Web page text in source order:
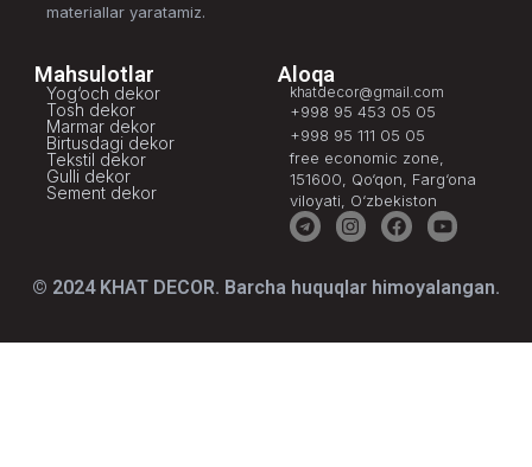
materiallar yaratamiz.
Mahsulotlar
Yog‘och dekor
Tosh dekor
Marmar dekor
Birtusdagi dekor
Tekstil dekor
Gulli dekor
Sement dekor
Aloqa
khatdecor@gmail.com
+998 95 453 05 05
+998 95 111 05 05
free economic zone,
151600, Qo‘qon, Farg‘ona
viloyati, O‘zbekiston
© 2024 KHAT DECOR. Barcha huquqlar himoyalangan.